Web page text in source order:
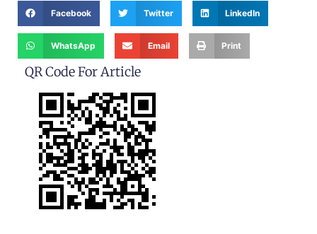
Facebook Twitter LinkedIn
WhatsApp Email Print
QR Code For Article